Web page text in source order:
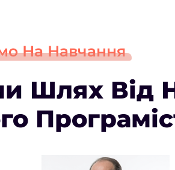
На Навчання
Шлях Від